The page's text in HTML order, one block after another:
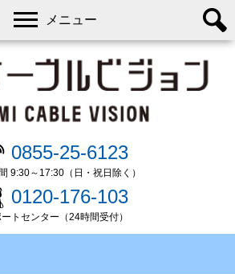
0855-25-6123
9:30～17:30（日・祝日除く）
0120-176-103
トセンター（24時間受付）
メニュー